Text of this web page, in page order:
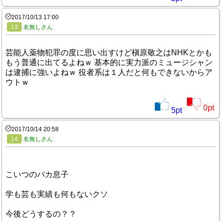
2017/10/13 17:00
13
名無しさん
芸能人薬物犯罪の度に思い出すけど槇原敬之はNHKとかも
もう普通に出てるよねｗ 基本的に実力派のミュージシャン
は逮捕に強いよねｗ 役者系は１人だと何もできないからア
ウトｗ
5pt 0pt
2017/10/14 20:58
14
名無しさん
こいつのバカ息子
学も芸も実績も何もないクソ
今後どうするの？？